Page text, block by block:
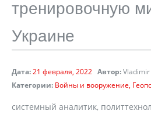
тренировочную
Украине
Дата:21 февраля, 2022 Автор:
Категории: Войны и вооружение
системный аналитик,